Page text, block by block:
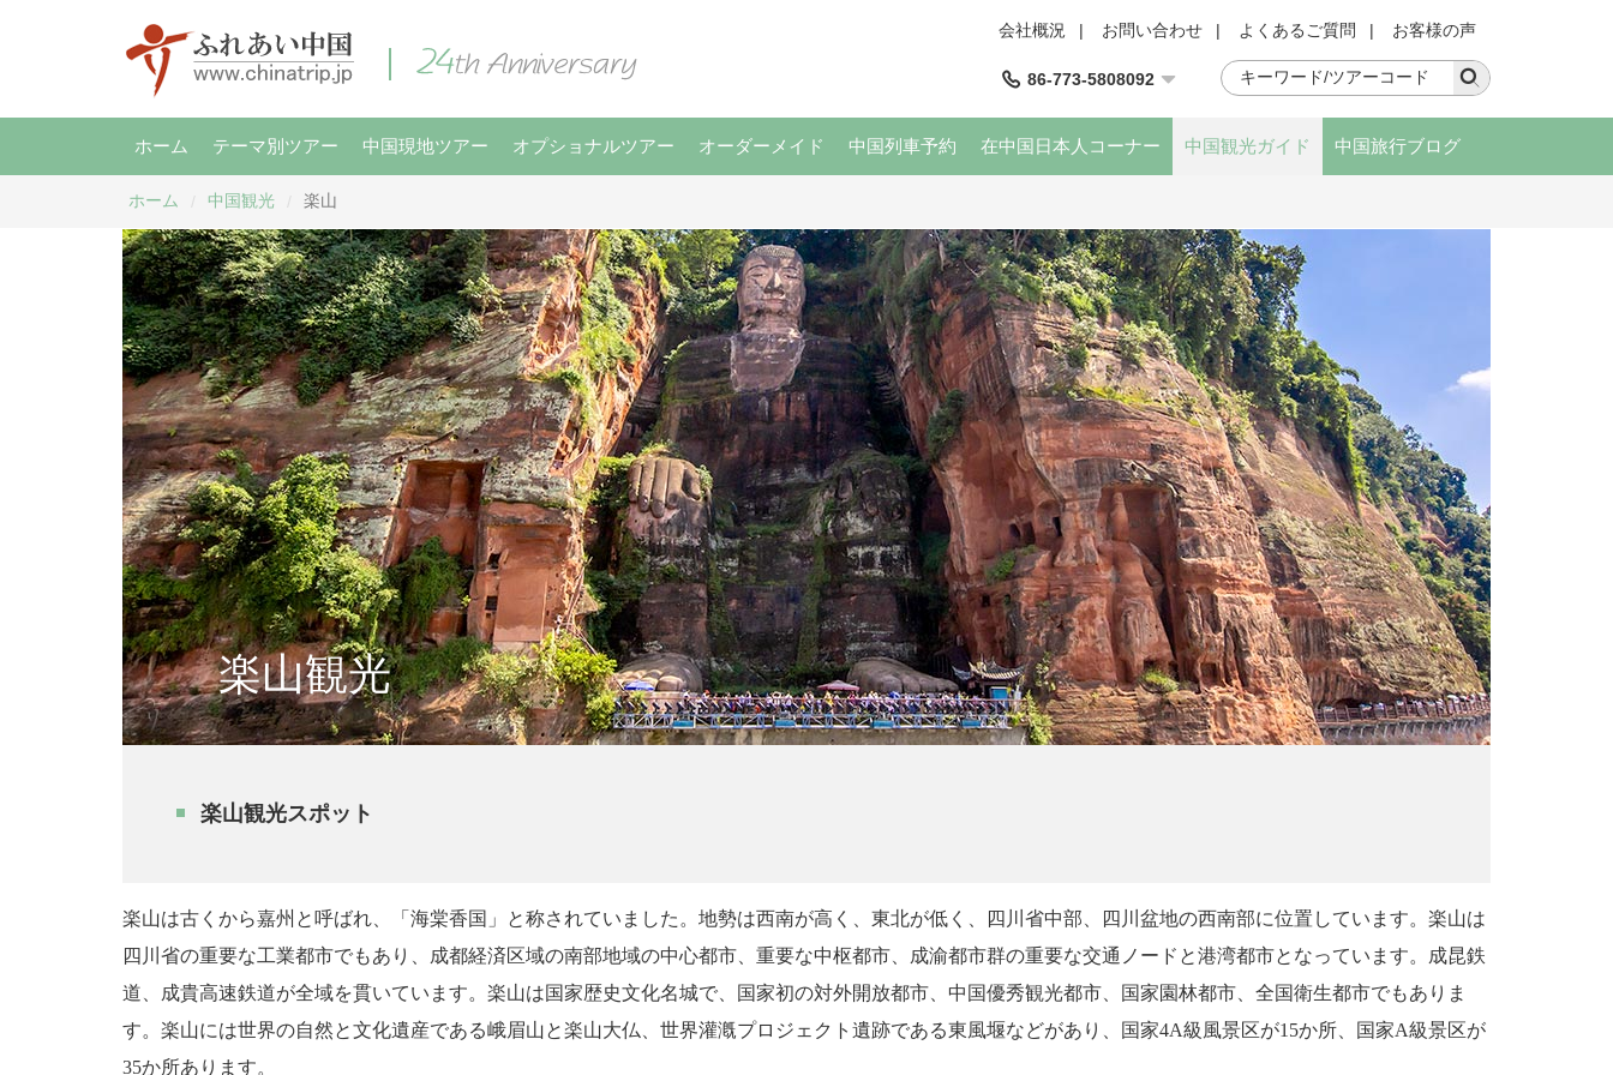
会社概況 | お問い合わせ | よくあるご質問 | お客様の声
86-773-5808092
ホーム テーマ別ツアー 中国現地ツアー オプショナルツアー オーダーメイド 中国列車予約 在中国日本人コーナー 中国観光ガイド 中国旅行ブログ
ホーム 中国観光 楽山
楽山観光
楽山観光スポット
楽山は古くから嘉州と呼ばれ、「海棠香国」と称されていました。地勢は西南が高く、東北が低く、四川省中部、四川盆地の西南部に位置しています。楽山は
四川省の重要な工業都市でもあり、成都経済区域の南部地域の中心都市、重要な中枢都市、成渝都市群の重要な交通ノードと港湾都市となっています。成昆鉄
道、成貴高速鉄道が全域を貫いています。楽山は国家歴史文化名城で、国家初の対外開放都市、中国優秀観光都市、国家園林都市、全国衛生都市でもありま
す。楽山には世界の自然と文化遺産である峨眉山と楽山大仏、世界灌漑プロジェクト遺跡である東風堰などがあり、国家4A級風景区が15か所、国家A級景区が
35か所あります。